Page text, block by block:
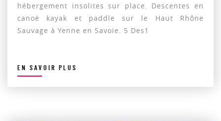
hébergement insolites sur place. Descentes en
canoë kayak et paddle sur le Haut Rhône
Sauvage à Yenne en Savoie. 5 Des1
EN SAVOIR PLUS